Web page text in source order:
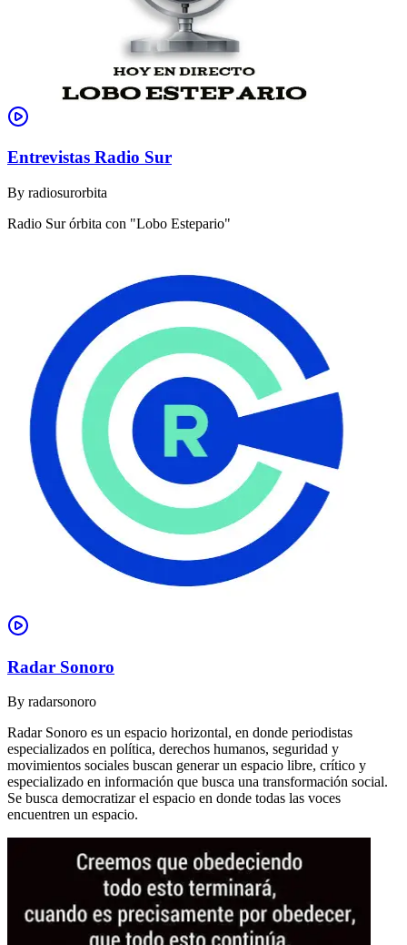
Entrevistas Radio Sur
By radiosurorbita
Radio Sur órbita con "Lobo Estepario"
Radar Sonoro
By radarsonoro
Radar Sonoro es un espacio horizontal, en donde periodistas
especializados en política, derechos humanos, seguridad y
movimientos sociales buscan generar un espacio libre, crítico y
especializado en información que busca una transformación social.
Se busca democratizar el espacio en donde todas las voces
encuentren un espacio.